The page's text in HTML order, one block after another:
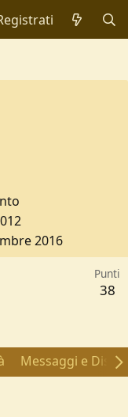
2016
Punti
38
Messaggi e